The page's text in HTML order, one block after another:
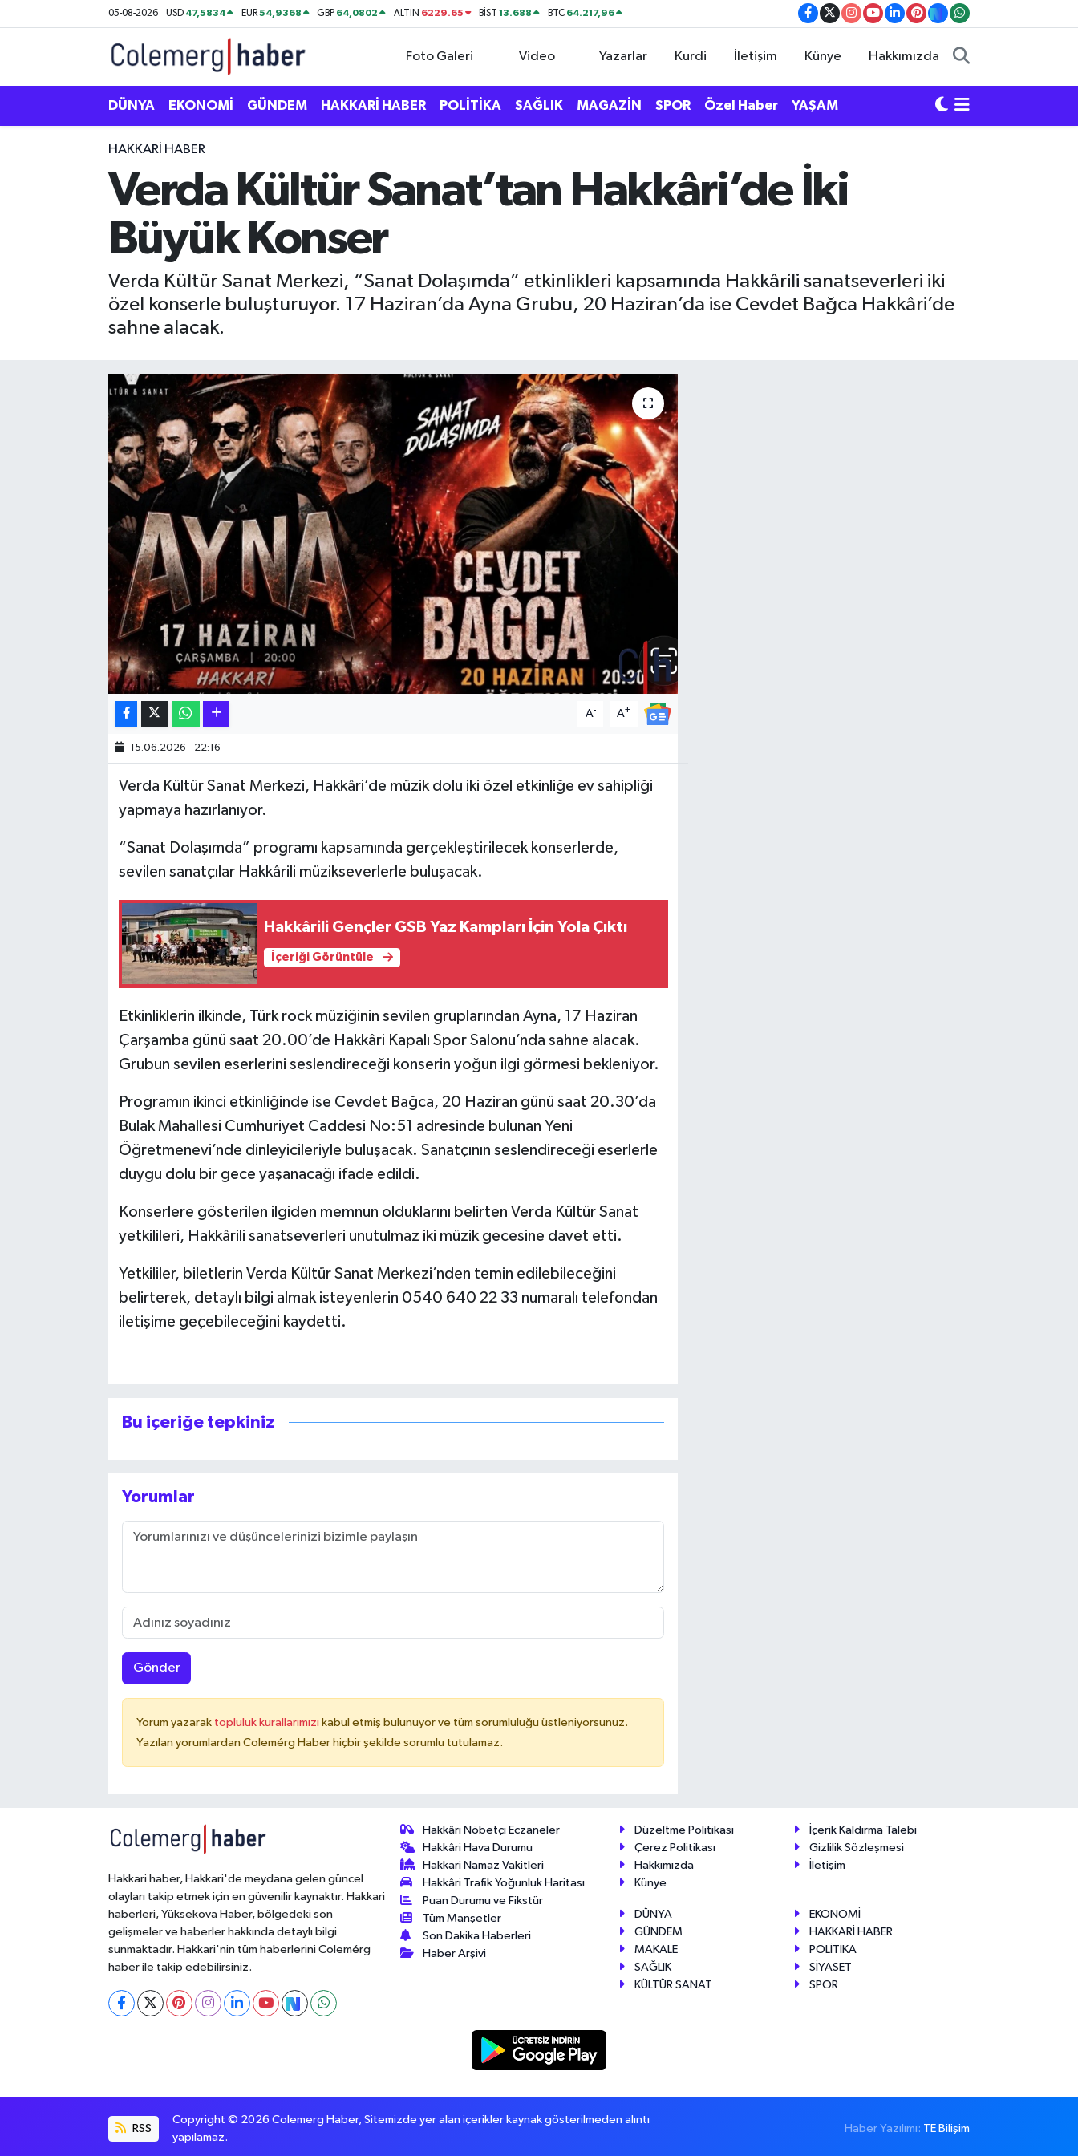
05-08-2026 USD 47,5834 EUR54,9368 GBP 64,0802 ALTIN 6229.65 BİST13.688 BTC 64.217,96
Foto Galeri Video Yazarlar Kurdi İletişim Künye Hakkımızda
DÜNYA EKONOMİ GÜNDEM HAKKARİ HABER POLİTİKA SAĞLIK MAGAZİN SPOR Özel Haber YAŞAM
HAKKARI HABER
Verda Kültür Sanat’tan Hakkâri’de İki
Büyük Konser
Verda Kültür Sanat Merkezi, “Sanat Dolaşımda” etkinlikleri kapsamında Hakkârili sanatseverleri iki
özel konserle buluşturuyor. 17 Haziran’da Ayna Grubu, 20 Haziran’da ise Cevdet Bağca Hakkâri’de
sahne alacak.
A- A+
15.06.2026 - 22:16
Verda Kültür Sanat Merkezi, Hakkâri’de müzik dolu iki özel etkinliğe ev sahipliği
yapmaya hazırlanıyor.
“Sanat Dolaşımda” programı kapsamında gerçekleştirilecek konserlerde,
sevilen sanatçılar Hakkârili müzikseverlerle buluşacak.
Hakkârili Gençler GSB Yaz Kampları İçin Yola Çıktı
İçeriği Görüntüle
Etkinliklerin ilkinde, Türk rock müziğinin sevilen gruplarından Ayna, 17 Haziran
Çarşamba günü saat 20.00’de Hakkâri Kapalı Spor Salonu’nda sahne alacak.
Grubun sevilen eserlerini seslendireceği konserin yoğun ilgi görmesi bekleniyor.
Programın ikinci etkinliğinde ise Cevdet Bağca, 20 Haziran günü saat 20.30’da
Bulak Mahallesi Cumhuriyet Caddesi No:51 adresinde bulunan Yeni
Öğretmenevi’nde dinleyicileriyle buluşacak. Sanatçının seslendireceği eserlerle
duygu dolu bir gece yaşanacağı ifade edildi.
Konserlere gösterilen ilgiden memnun olduklarını belirten Verda Kültür Sanat
yetkilileri, Hakkârili sanatseverleri unutulmaz iki müzik gecesine davet etti.
Yetkililer, biletlerin Verda Kültür Sanat Merkezi’nden temin edilebileceğini
belirterek, detaylı bilgi almak isteyenlerin 0540 640 22 33 numaralı telefondan
iletişime geçebileceğini kaydetti.
Bu içeriğe tepkiniz
Yorumlar
Gönder
Yorum yazarak topluluk kurallarımızı kabul etmiş bulunuyor ve tüm sorumluluğu üstleniyorsunuz.
Yazılan yorumlardan Colemérg Haber hiçbir şekilde sorumlu tutulamaz.
Hakkari haber, Hakkari'de meydana gelen güncel
olayları takip etmek için en güvenilir kaynaktır. Hakkari
haberleri, Yüksekova Haber, bölgedeki son
gelişmeler ve haberler hakkında detaylı bilgi
sunmaktadır. Hakkari'nin tüm haberlerini Colemérg
haber ile takip edebilirsiniz.
Hakkâri Nöbetçi Eczaneler
Hakkâri Hava Durumu
Hakkari Namaz Vakitleri
Hakkâri Trafik Yoğunluk Haritası
Puan Durumu ve Fikstür
Tüm Manşetler
Son Dakika Haberleri
Haber Arşivi
Düzeltme Politikası
İçerik Kaldırma Talebi
Çerez Politikası
Gizlilik Sözleşmesi
Hakkımızda
İletişim
Künye
DÜNYA
EKONOMİ
GÜNDEM
HAKKARİ HABER
MAKALE
POLİTİKA
SAĞLIK
SİYASET
KÜLTÜR SANAT
SPOR
RSS
Copyright © 2026 Colemerg Haber, Sitemizde yer alan içerikler kaynak gösterilmeden alıntı
yapılamaz.
Haber Yazılımı: TE Bilişim
EKONOMİ
Hakkari Haber
İLGİNÇ HABERLER
MAGAZİN
Hakkâri Nöbetçi Eczaneler
Hakkâri Hava Durumu
Hakkari Namaz Vakitleri
Hakkâri Trafik Yoğunluk Haritası
Süper Lig Puan Durumu ve Fikstür
Son Dakika Haberleri